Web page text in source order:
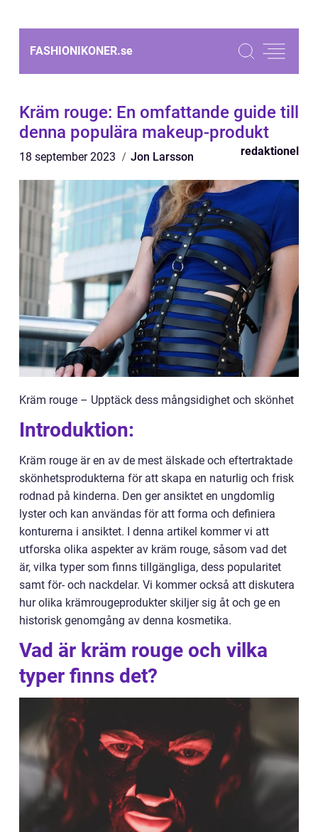
FASHIONIKONER.se
Kräm rouge: En omfattande guide till
denna populära makeup-produkt
18 september 2023 Jon Larsson redaktionel
Kräm rouge – Upptäck dess mångsidighet och skönhet
Introduktion:
Kräm rouge är en av de mest älskade och eftertraktade
skönhetsprodukterna för att skapa en naturlig och frisk
rodnad på kinderna. Den ger ansiktet en ungdomlig
lyster och kan användas för att forma och definiera
konturerna i ansiktet. I denna artikel kommer vi att
utforska olika aspekter av kräm rouge, såsom vad det
är, vilka typer som finns tillgängliga, dess popularitet
samt för- och nackdelar. Vi kommer också att diskutera
hur olika krämrougeprodukter skiljer sig åt och ge en
historisk genomgång av denna kosmetika.
Vad är kräm rouge och vilka
typer finns det?